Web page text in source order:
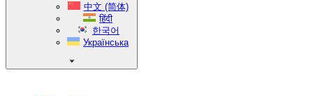
中文 (简体)
हिंदी
한국어
Українська